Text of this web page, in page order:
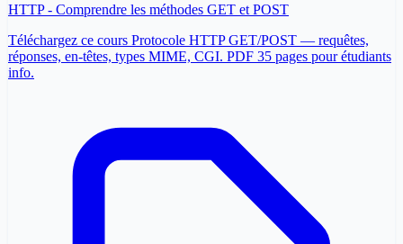
HTTP - Comprendre les méthodes GET et POST
Téléchargez ce cours Protocole HTTP GET/POST — requêtes,
réponses, en-têtes, types MIME, CGI. PDF 35 pages pour étudiants
info.